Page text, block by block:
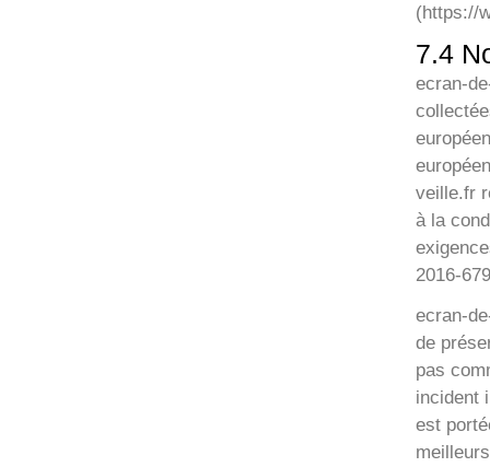
(https://
7.4
ecran-
veille.fr
à la
2016-
ecran-
de
pas
incident
est